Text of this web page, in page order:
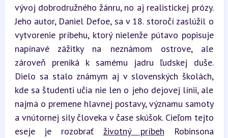
vývoj dobrodružného žánru, no aj realistickej prózy.
Jeho autor, Daniel Defoe, sa v 18. storočí zaslúžil o
vytvorenie príbehu, ktorý nielenže pútavo popisuje
napínavé zážitky na neznámom ostrove, ale
zároveň preniká k samému jadru ľudskej duše.
Dielo sa stalo známym aj v slovenských školách,
kde sa študenti učia nie len o jeho dejovej línii, ale
najmä o premene hlavnej postavy, významu samoty
a vnútornej sily človeka v čase skúšok. Cieľom tejto
eseje je rozobrať životný príbeh Robinsona